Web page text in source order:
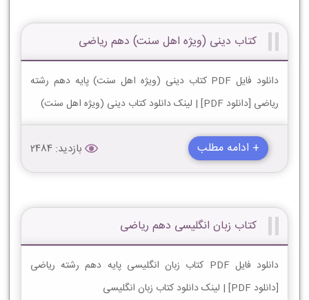
کتاب دینی (ویژه اهل سنت) دهم ریاضی
دانلود فایل PDF کتاب دینی (ویژه اهل سنت) پایه دهم رشته
ریاضی [دانلود PDF] | لینک دانلود کتاب دینی (ویژه اهل سنت)
+ ادامه مطلب بازدید: 2484
کتاب زبان انگلیسی دهم ریاضی
دانلود فایل PDF کتاب زبان انگلیسی پایه دهم رشته ریاضی
[دانلود PDF] | لینک دانلود کتاب زبان انگلیسی